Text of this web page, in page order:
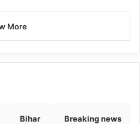
More
Bihar Breaking news